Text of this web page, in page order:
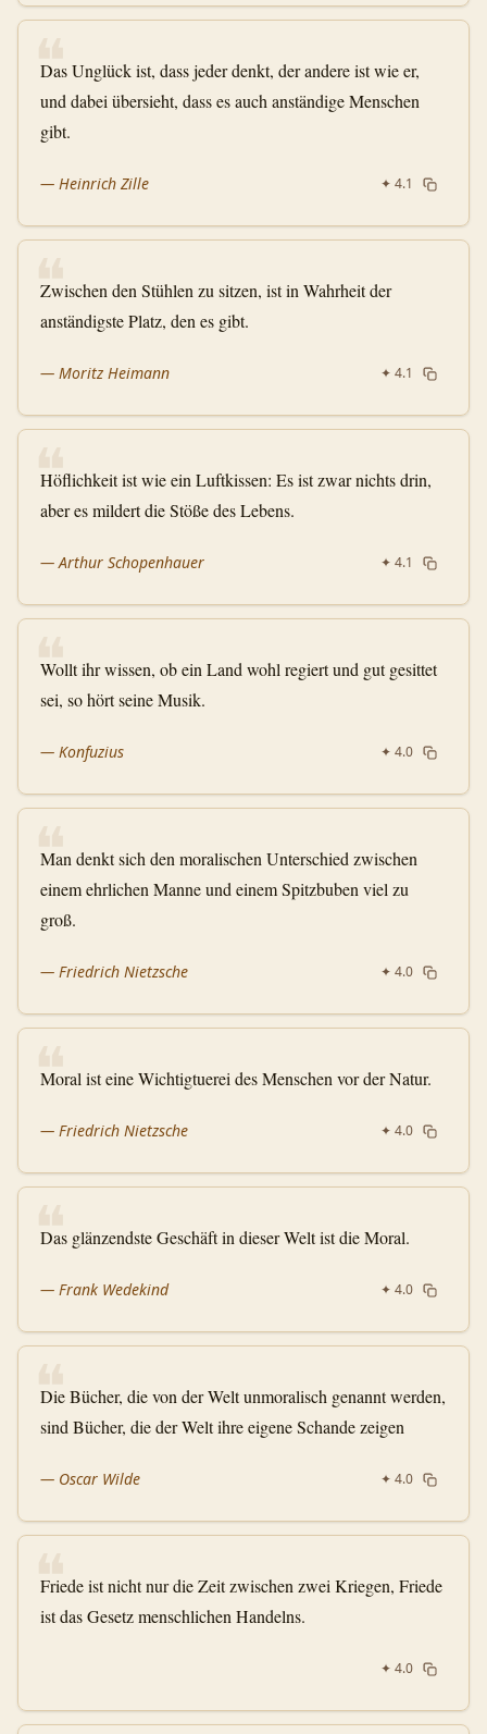
❝
Das Unglück ist, dass jeder denkt, der andere ist wie er,
und dabei übersieht, dass es auch anständige Menschen
gibt.
— Heinrich Zille ✦ 4.1
❝
Zwischen den Stühlen zu sitzen, ist in Wahrheit der
anständigste Platz, den es gibt.
— Moritz Heimann ✦ 4.1
❝
Höflichkeit ist wie ein Luftkissen: Es ist zwar nichts drin,
aber es mildert die Stöße des Lebens.
—Arthur Schopenhauer ✦ 4.1
❝
Wollt ihr wissen, ob ein Land wohl regiert und gut gesittet
sei, so hört seine Musik.
— Konfuzius ✦ 4.0
❝
Man denkt sich den moralischen Unterschied zwischen
einem ehrlichen Manne und einem Spitzbuben viel zu
groß.
— Friedrich Nietzsche ✦ 4.0
❝
Moral ist eine Wichtigtuerei des Menschen vor der Natur.
— Friedrich Nietzsche ✦ 4.0
❝
Das glänzendste Geschäft in dieser Welt ist die Moral.
— Frank Wedekind ✦ 4.0
❝
Die Bücher, die von der Welt unmoralisch genannt werden,
sind Bücher, die der Welt ihre eigene Schande zeigen
— Oscar Wilde ✦ 4.0
❝
Friede ist nicht nur die Zeit zwischen zwei Kriegen, Friede
ist das Gesetz menschlichen Handelns.
✦ 4.0